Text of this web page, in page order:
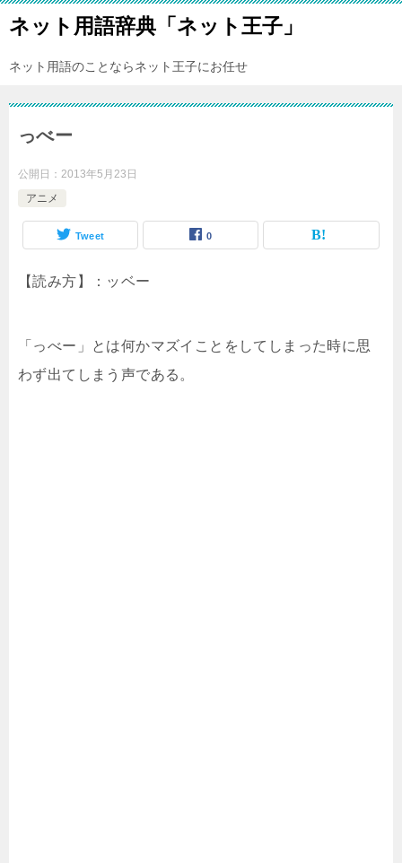
ネット用語辞典「ネット王子」
ネット用語のことならネット王子にお任せ
っべー
公開日： 2013年5月23日
アニメ
Tweet 0
【読み方】：ッベー
「っべー」とは何かマズイことをしてしまった時に思
わず出てしまう声である。